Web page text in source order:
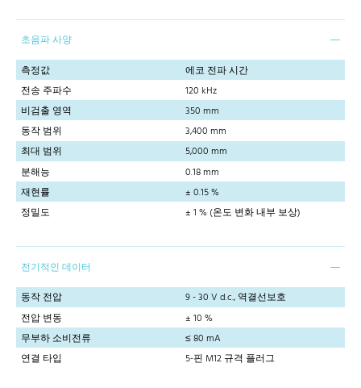
초음파 사양
측정값
에코 전파 시간
전송 주파수
120 kHz
비검출 영역
350 mm
동작 범위
3,400 mm
최대 범위
5,000 mm
분해능
0.18 mm
재현률
± 0.15 %
정밀도
± 1 % (온도 변화 내부 보상)
전기적인 데이터
동작 전압
9 - 30 V d.c., 역결선보호
전압 변동
± 10 %
무부하 소비전류
≤ 80 mA
연결 타입
5-핀 M12 규격 플러그